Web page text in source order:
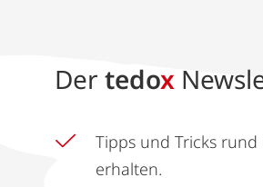
Der tedox
Tipps und Tricks
erhalten.